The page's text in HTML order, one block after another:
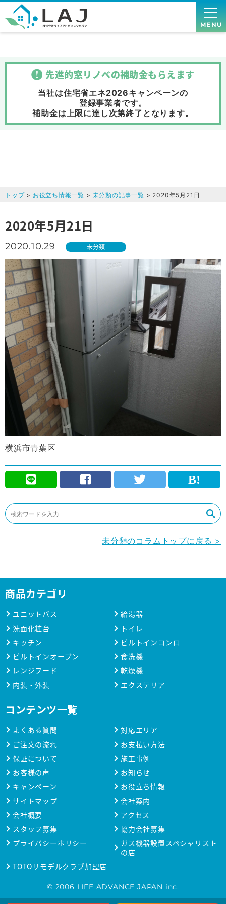
MENU
先進的窓リノベの補助金もらえます
当社は住宅省エネ2026キャンペーンの
登録事業者です。
補助金は上限に達し次第終了 となります。
トップ> お役立ち情報一覧 > 未分類の記事一覧 > 2020年5月21日
2020年5月21日
2020.10.29 未分類
横浜市青葉区
未分類のコラムトップに戻る >
商品カテゴリ
ユニットバス
給湯器
洗面化粧台
トイレ
キッチン
ビルトインコンロ
ビルトインオーブン
食洗機
レンジフード
乾燥機
内装・外装
エクステリア
コンテンツ一覧
よくある質問
対応エリア
ご注文の流れ
お支払い方法
保証について
施工事例
お客様の声
お知らせ
キャンペーン
お役立ち情報
サイトマップ
会社案内
会社概要
アクセス
スタッフ募集
協力会社募集
プライバシーポリシー
ガス機器設置スペシャリスト
の店
TOTOリモデルクラブ加盟店
© 2006 LIFE ADVANCE JAPAN inc.